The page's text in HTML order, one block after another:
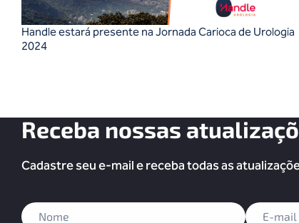
Handle estará presente na Jornada Carioca de Urologia
2024
Receba nossas
Cadastre seu e-mail e receba todas as